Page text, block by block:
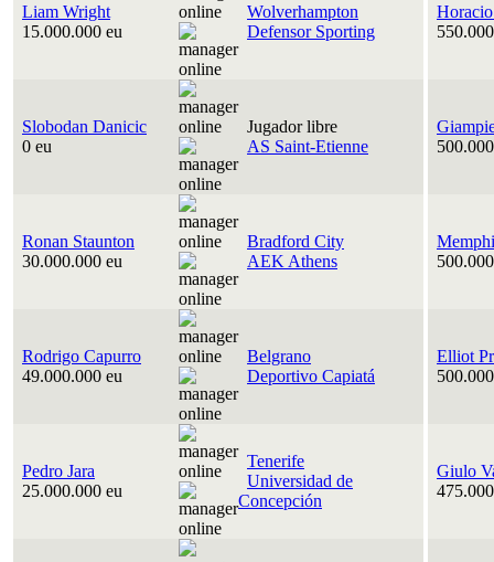
Liam Wright
15.000.000 eu
Wolverhampton
Defensor Sporting
Slobodan Danicic
0 eu
Jugador libre
AS Saint-Etienne
Ronan Staunton
30.000.000 eu
Bradford City
AEK Athens
Rodrigo Capurro
49.000.000 eu
Belgrano
Deportivo Capiatá
Elliot
Pedro Jara
25.000.000 eu
Tenerife
Universidad de
Concepción
Giulo